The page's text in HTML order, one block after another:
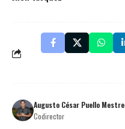
Augusto César Puello Mestre
Codirector